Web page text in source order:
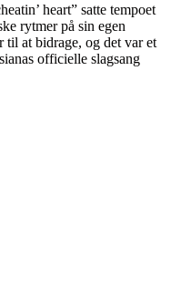
heart” satte tempoet
rytmer på sin egen
til at bidrage, og det var et
officielle slagsang